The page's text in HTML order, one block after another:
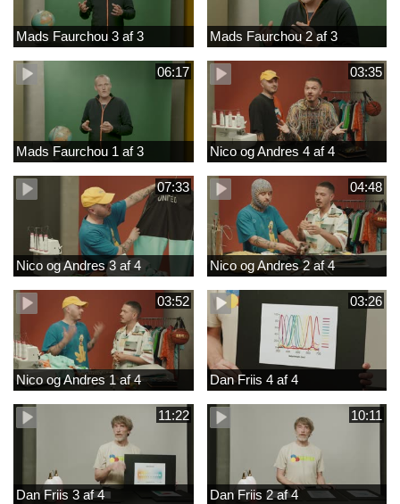
Mads Faurchou 3 af 3 Mads Faurchou 2 af 3
06:17
Mads Faurchou 1 af 3
03:35
Nico og Andres 4 af 4
07:33
Nico og Andres 3 af 4
04:48
Nico og Andres 2 af 4
03:52
Nico og Andres 1 af 4
03:26
Dan Friis 4 af 4
11:22
Dan Friis 3 af 4
10:11
Dan Friis 2 af 4